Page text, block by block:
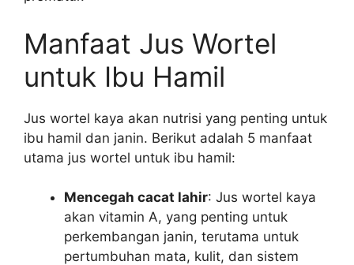
Manfaat Jus Wortel
untuk Ibu Hamil
Jus wortel kaya akan nutrisi yang penting untuk
ibu hamil dan janin. Berikut adalah 5 manfaat
utama jus wortel untuk ibu hamil:
Mencegah cacat lahir: Jus wortel kaya
akan vitamin A, yang penting untuk
perkembangan janin, terutama untuk
pertumbuhan mata, kulit, dan sistem